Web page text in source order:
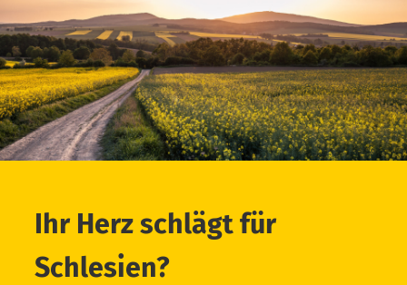
Ihr Herz schlägt für
Schlesien?